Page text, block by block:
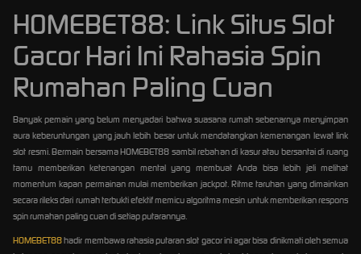
HOMEBET88: Link Situs Slot
Gacor Hari Ini Rahasia Spin
Rumahan Paling Cuan
Banyak pemain yang belum menyadari bahwa suasana rumah sebenarnya menyimpan
aura keberuntungan yang jauh lebih besar untuk mendatangkan kemenangan lewat link
slot resmi. Bermain bersama HOMEBET88 sambil rebahan di kasur atau bersantai di ruang
tamu memberikan ketenangan mental yang membuat Anda bisa lebih jeli melihat
momentum kapan permainan mulai memberikan jackpot. Ritme taruhan yang dimainkan
secara rileks dari rumah terbukti efektif memicu algoritma mesin untuk memberikan respons
spin rumahan paling cuan di setiap putarannya.
HOMEBET88hadir membawa rahasia putaran slot gacor ini agar bisa dinikmati oleh semua